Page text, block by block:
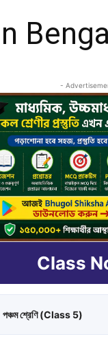
-
Class
পঞ্চম শ্রেণি (Class 5)